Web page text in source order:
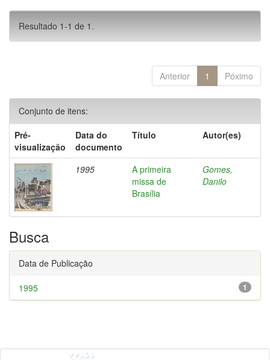
Resultado 1-1 de 1.
Anterior 1 Póximo
Conjunto de itens:
Pré-
visualização
Data do
documento
Título Autor(es)
1995
A primeira
missa de
Brasília
Gomes,
Danilo
Busca
Data de Publicação
1
1995